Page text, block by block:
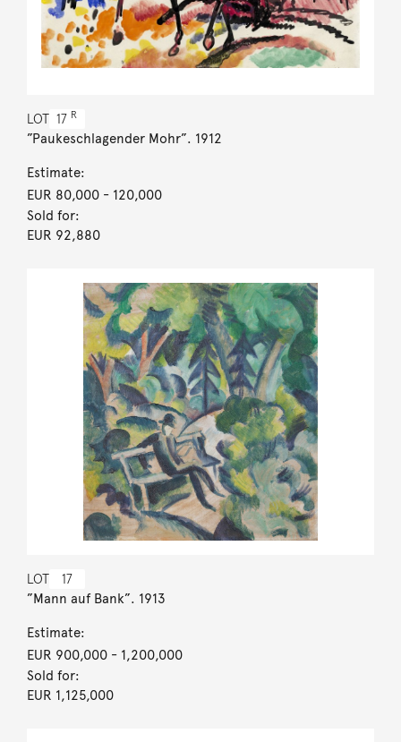
LOT 17 R
”Paukeschlagender Mohr”. 1912
Estimate:
EUR 80,000- 120,000
Sold for:
EUR 92,880
LOT 17
”Mann auf Bank”. 1913
Estimate:
EUR 900,000- 1,200,000
Sold for:
EUR 1,125,000